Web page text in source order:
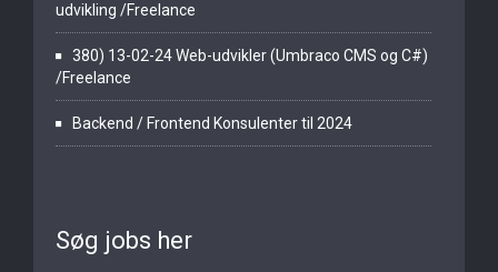
udvikling /Freelance
380) 13-02-24 Web-udvikler (Umbraco CMS og C#)
/Freelance
Backend / Frontend Konsulenter til 2024
Søg jobs her